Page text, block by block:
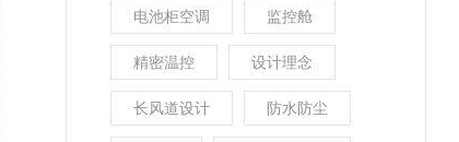
电池柜空调 监控舱
精密温控 设计理念
长风道设计 防水防尘